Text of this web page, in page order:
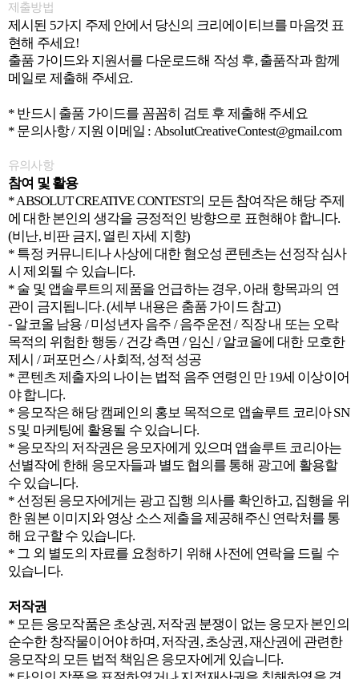
제출방법
제시된 5가지 주제 안에서 당신의 크리에이티브를 마음껏 표
현해 주세요!
출품 가이드와 지원서를 다운로드해 작성 후, 출품작과 함께
메일로 제출해 주세요.
* 반드시 출품 가이드를 꼼꼼히 검토 후 제출해 주세요
* 문의사항 / 지원 이메일 : AbsolutCreativeContest@gmail.com
유의사항
참여 및 활용
* ABSOLUT CREATIVE CONTEST의 모든 참여작은 해당 주제
에 대한 본인의 생각을 긍정적인 방향으로 표현해야 합니다.
(비난, 비판 금지, 열린 자세 지향)
* 특정 커뮤니티나 사상에 대한 혐오성 콘텐츠는 선정작 심사
시 제외될 수 있습니다.
* 술 및 앱솔루트의 제품을 언급하는 경우, 아래 항목과의 연
관이 금지됩니다. (세부 내용은 춤품 가이드 참고)
- 알코올 남용 / 미성년자 음주 / 음주운전 / 직장 내 또는 오락
목적의 위험한 행동 / 건강 측면 / 임신 / 알코올에 대한 모호한
제시 / 퍼포먼스 / 사회적, 성적 성공
* 콘텐츠 제출자의 나이는 법적 음주 연령인 만 19세 이상이어
야 합니다.
* 응모작은 해당 캠페인의 홍보 목적으로 앱솔루트 코리아 SN
S 및 마케팅에 활용될 수 있습니다.
* 응모작의 저작권은 응모자에게 있으며 앱솔루트 코리아는
선별작에 한해 응모자들과 별도 협의를 통해 광고에 활용할
수 있습니다.
* 선정된 응모자에게는 광고 집행 의사를 확인하고, 집행을 위
한 원본 이미지와 영상 소스 제출을 제공해주신 연락처를 통
해 요구할 수 있습니다.
* 그 외 별도의 자료를 요청하기 위해 사전에 연락을 드릴 수
있습니다.
저작권
* 모든 응모작품은 초상권, 저작권 분쟁이 없는 응모자 본인의
순수한 창작물이어야 하며, 저작권, 초상권, 재산권에 관련한
응모작의 모든 법적 책임은 응모자에게 있습니다.